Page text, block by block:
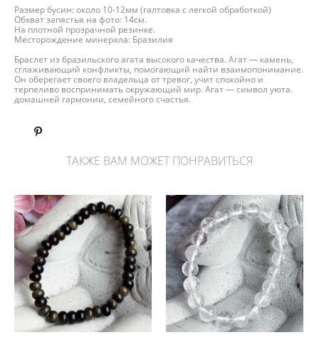
Размер бусин: около 10-12мм (галтовка с легкой обработкой)
Обхват запястья на фото: 14см.
На плотной прозрачной резинке.
Месторождение минерала: Бразилия
Браслет из бразильского агата высокого качества. Агат — камень,
сглаживающий конфликты, помогающий найти взаимопонимание.
Он оберегает своего владельца от тревог, учит спокойно и
терпеливо воспринимать окружающий мир. Агат — символ уюта.
домашней гармонии, семейного счастья.
ТАКЖЕ ВАМ МОЖЕТ ПОНРАВИТЬСЯ